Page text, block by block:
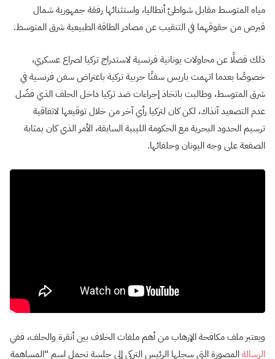
مياه المتوسط مقابل شواطئ أنطاليا، واستثنائها رفقة جمهورية شمال
قبرص من حقوقهما في التنقيب عن مصادر الطاقة الطبيعية شرق المتوسط.
ذلك فضلًا عن محاولات يونانية فرنسية لاستدراج تركيا لصراع عسكري،
خصوصًا بعدما اتهمت باريس سفنًا حربية تركية باعتراض سفن فرنسية في
شرق المتوسط، وطالبت باتخاذ إجراءات ضد تركيا داخل الحلف الذي فضّل
عدم التصعيد آنذاك، لكن كان لتركيا رأي آخر من خلال توقيعها لاتفاقية
ترسيم الحدود البحرية مع الحكومة الليبية السابقة، الأمر الذي كان بمثابة
الصفعة على وجه اليونان وحلفائها.
ويعتبر ملف مكافحة الإرهاب من أهم ملفات الخلاف بين أنقرة والحلف، ففي
الرسالةالمصورة التي سجلها الرئيس التركي إلى جلسة تحمل اسم “المساهمة